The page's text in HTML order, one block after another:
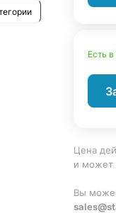
Есть
Цена
и может
Вы